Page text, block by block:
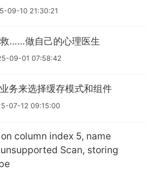
09-10 21:30:21
……做自己的心理医生
09-01 07:58:42
务来选择缓存模式和组件
07-12 09:15:00
column index 5, name
Scan, storing